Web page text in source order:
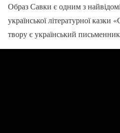
Образ Савки є одним з
української літературної
твору є український